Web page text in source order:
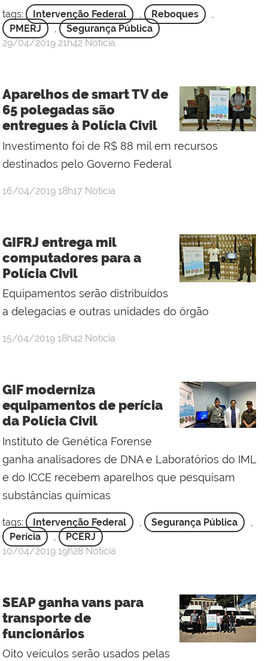
tags: Intervenção Federal , Reboques
,
PMERJ
,
Segurança Pública
por
publicado
29/04/2019 21h42 Notícia
Aparelhos de smart TV de
65 polegadas são
entregues à Polícia Civil
Investimento foi de R$ 88 mil em recursos
destinados pelo Governo Federal
por
publicado
16/04/2019 18h17 Notícia
GIFRJ entrega mil
computadores para a
Polícia Civil
Equipamentos serão distribuídos
a delegacias e outras unidades do órgão
por
publicado
15/04/2019 18h42 Notícia
GIF moderniza
equipamentos de perícia
da Polícia Civil
Instituto de Genética Forense
ganha analisadores de DNA e Laboratórios do IML
e do ICCE recebem aparelhos que pesquisam
substâncias químicas
tags: Intervenção Federal , Segurança Pública
,
Perícia
,
PCERJ
por
Federal
publicado
10/04/2019 19h28 Notícia
SEAP ganha vans para
transporte de
funcionários
Oito veículos serão usados pelas